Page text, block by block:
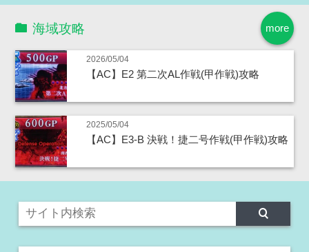
more
海域攻略
2026/05/04
【AC】E2 第二次AL作戦(甲作戦)攻略
2025/05/04
【AC】E3-B 決戦！捷二号作戦(甲作戦)攻略